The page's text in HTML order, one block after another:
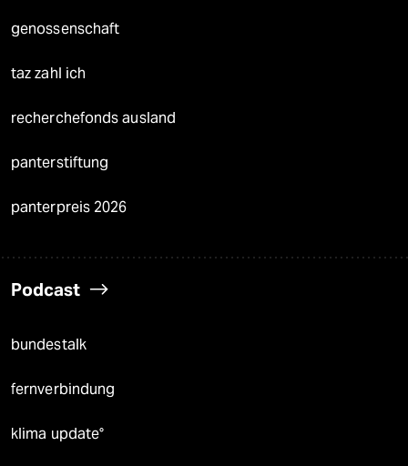
genossenschaft
taz zahl ich
recherchefonds ausland
panterstiftung
panterpreis 2026
Podcast
bundestalk
fernverbindung
klima update°